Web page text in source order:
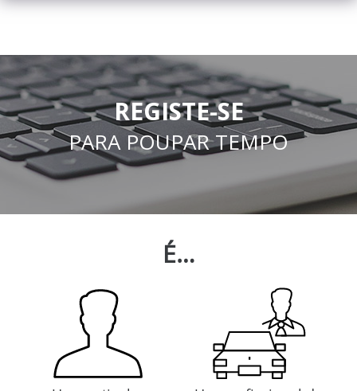
REGISTE-SE
PARA POUPAR TEMPO
É…